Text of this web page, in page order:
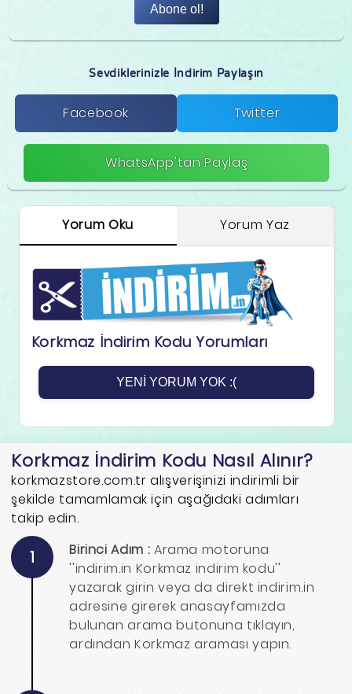
Abone ol!
Sevdiklerinizle İndirim Paylaşın
Facebook Twitter
WhatsApp'tan Paylaş
Yorum Oku Yorum Yaz
Korkmaz İndirim Kodu Yorumları
YENI YORUM YOK :(
Korkmaz İndirim Kodu Nasıl Alınır?
korkmazstore.com.tr alışverişinizi indirimli bir
şekilde tamamlamak için aşağıdaki adımları
takip edin.
1 Birinci Adım : Arama motoruna
''indirim.in Korkmaz indirim kodu''
yazarak girin veya da direkt indirim.in
adresine girerek anasayfamızda
bulunan arama butonuna tıklayın,
ardından Korkmaz araması yapın.